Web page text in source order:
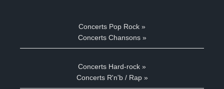
Concerts Pop Rock »
Concerts Chansons »
Concerts Hard-rock »
Concerts R'n'b / Rap »